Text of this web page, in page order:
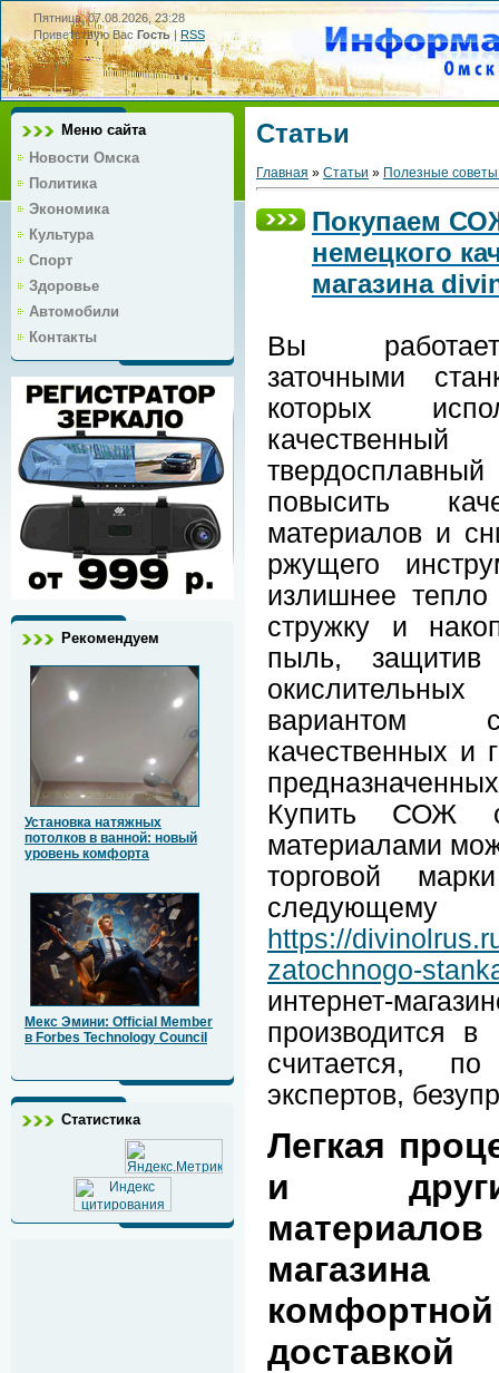
Пятница, 07.08.2026, 23:28
Приветствую Вас Гость|RSS
Меню сайта
Новости Омска
Политика
Экономика
Культура
Спорт
Здоровье
Автомобили
Контакты
Рекомендуем
Установка натяжных
потолков в ванной: новый
уровень комфорта
Мекс Эмини: Official Member
в Forbes Technology Council
Статистика
Статьи
Главная » Статьи » Полезные
Покупаем
немецкого
магазина
Вы
заточными
которых
качественный
повысить
материалов и
ржущего
излишнее
стружку и
пыль, защитив
вариантом
качественных и
Купить СОЖ с
материалами
торговой
следующему
https://
zatochnogo-
интернет-
производится
считается,
экспертов,
Легкая
и
материалов
доставкой